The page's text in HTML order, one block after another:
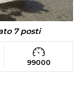
7 posti
99000